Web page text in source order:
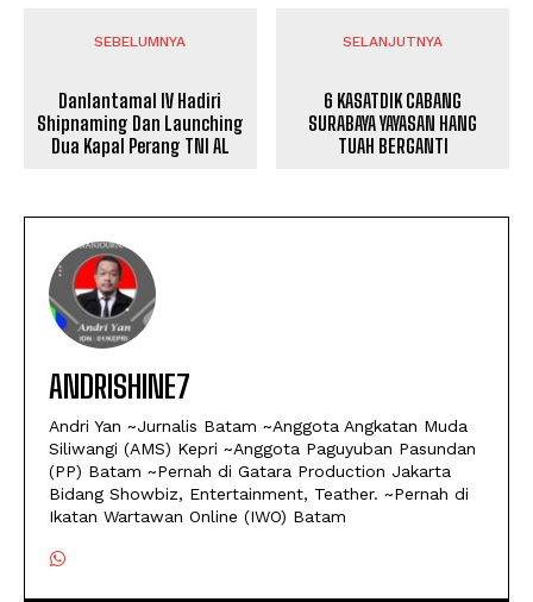
SEBELUMNYA
Danlantamal IV Hadiri
Shipnaming Dan Launching
Dua Kapal Perang TNI AL
SELANJUTNYA
6 KASATDIK CABANG
SURABAYA YAYASAN HANG
TUAH BERGANTI
ANDRISHINE7
Andri Yan ~Jurnalis Batam ~Anggota Angkatan Muda
Siliwangi (AMS) Kepri ~Anggota Paguyuban Pasundan
(PP) Batam ~Pernah di Gatara Production Jakarta
Bidang Showbiz, Entertainment, Teather. ~Pernah di
Ikatan Wartawan Online (IWO) Batam